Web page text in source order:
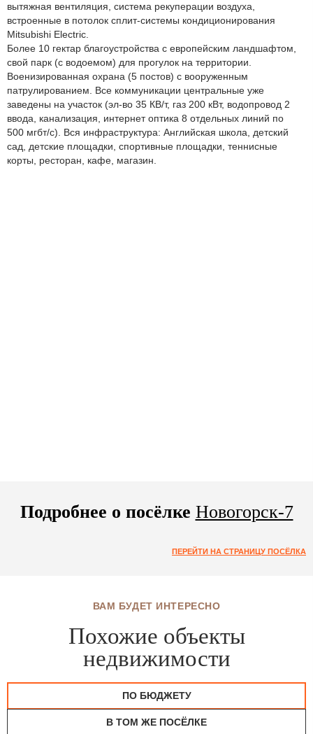
вытяжная вентиляция, система рекуперации воздуха,
встроенные в потолок сплит-системы кондиционирования
Mitsubishi Electric.
Более 10 гектар благоустройства с европейским ландшафтом,
свой парк (с водоемом) для прогулок на территории.
Военизированная охрана (5 постов) с вооруженным
патрулированием. Все коммуникации центральные уже
заведены на участок (эл-во 35 КВ/т, газ 200 кВт, водопровод 2
ввода, канализация, интернет оптика 8 отдельных линий по
500 мгбт/с). Вся инфраструктура: Английская школа, детский
сад, детские площадки, спортивные площадки, теннисные
корты, ресторан, кафе, магазин.
Подробнее о посёлке Новогорск-7
ПЕРЕЙТИ НА СТРАНИЦУ ПОСЁЛКА
ВАМ БУДЕТ ИНТЕРЕСНО
Похожие объекты
недвижимости
ПО БЮДЖЕТУ
В ТОМ ЖЕ ПОСЁЛКЕ